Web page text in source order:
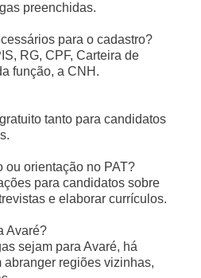
preenchidas.
para o cadastro?
RG, CPF, Carteira de
função, a CNH.
tanto para candidatos
ou orientação no PAT?
para candidatos sobre
e elaborar currículos.
Avaré?
sejam para Avaré, há
regiões vizinhas,